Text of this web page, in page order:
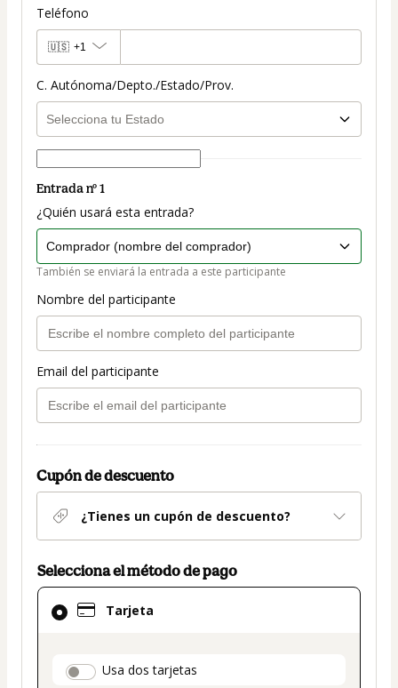
Teléfono
🇺🇸 +1
C. Autónoma/Depto./Estado/Prov.
Entrada nº 1
¿Quién usará esta entrada?
También se enviará la entrada a este participante
Nombre del participante
Email del participante
Cupón de descuento
¿Tienes un cupón de descuento?
Selecciona el método de pago
Tarjeta
payment_data.section_title_v2
Usa dos tarjetas
El
método
seleccionado